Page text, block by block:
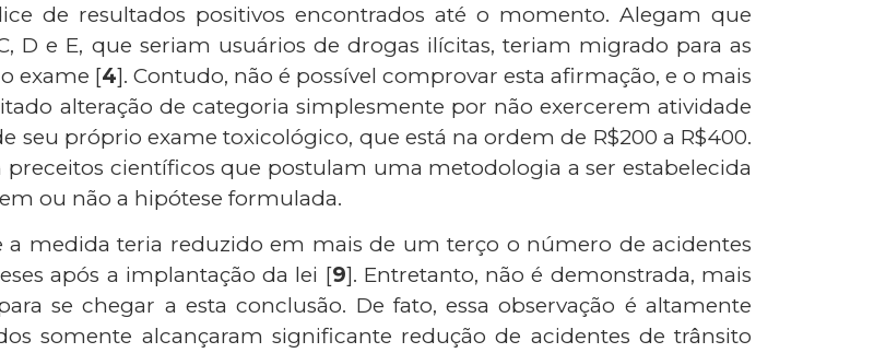
de resultados positivos encontrados até o momento. Alegam que
D e E, que seriam usuários de drogas ilícitas, teriam migrado para as
exame [4]. Contudo, não é possível comprovar esta afirmação, e o mais
alteração de categoria simplesmente por não exercerem atividade
seu próprio exame toxicológico, que está na ordem de R$200 a R$400.
preceitos científicos que postulam uma metodologia a ser estabelecida
ou não a hipótese formulada.
medida teria reduzido em mais de um terço o número de acidentes
após a implantação da lei [9]. Entretanto, não é demonstrada, mais
se chegar a esta conclusão. De fato, essa observação é altamente
somente alcançaram significante redução de acidentes de trânsito